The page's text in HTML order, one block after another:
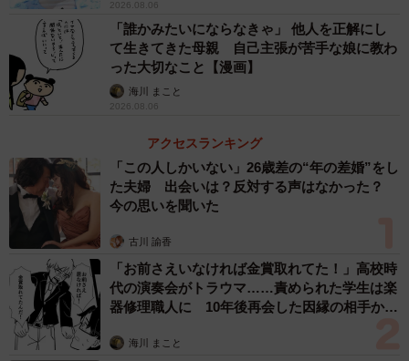
らしいです（笑）」とのこと。母の表現を否定することな
く、むしろ楽しんでいる様子だといいます。また、父から
はお笑い芸人・ネルソンズのメンバーに似ているというこ
とで、「和田まんじゅう」と呼ばれているのだとか。
2026.08.06
「誰かみたいにならなきゃ」 他人を正解にし
て生きてきた母親 自己主張が苦手な娘に教わ
った大切なこと【漫画】
海川 まこと
2026.08.06
アクセスランキング
「この人しかいない」26歳差の“年の差婚”をし
た夫婦 出会いは？反対する声はなかった？
今の思いを聞いた
古川 諭香
「お前さえいなければ金賞取れてた！」高校時
代の演奏会がトラウマ……責められた学生は楽
器修理職人に 10年後再会した因縁の相手から
海川 まこと